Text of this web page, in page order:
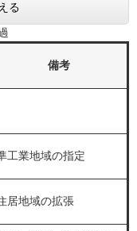
る
備考
工業地域の指定
居地域の拡張